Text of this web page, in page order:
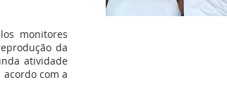
monitores
da
atividade
com a